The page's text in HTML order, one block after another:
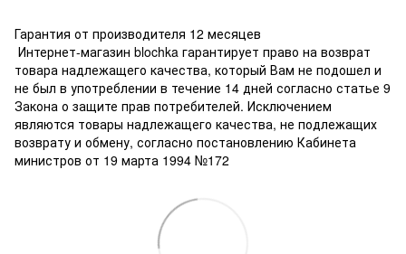
Гарантия от производителя 12 месяцев
Интернет-магазин blochka гарантирует право на возврат
товара надлежащего качества, который Вам не подошел и
не был в употреблении в течение 14 дней согласно статье 9
Закона о защите прав потребителей. Исключением
являются товары надлежащего качества, не подлежащих
возврату и обмену, согласно постановлению Кабинета
министров от 19 марта 1994 №172